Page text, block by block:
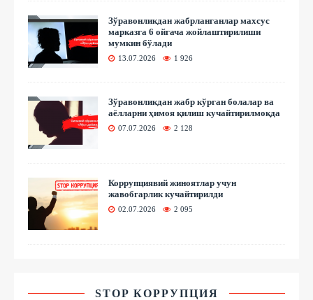
Зўравонликдан жабрланганлар махсус
марказга 6 ойгача жойлаштирилиши
мумкин бўлади
13.07.2026 1 926
Зўравонликдан жабр кўрган болалар ва
аёлларни ҳимоя қилиш кучайтирилмоқда
07.07.2026 2 128
Коррупциявий жиноятлар учун
жавобгарлик кучайтирилди
02.07.2026 2 095
STOP КОРРУПЦИЯ